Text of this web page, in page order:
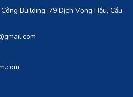
Building, 79 Dịch Vọng Hậu, Cầu